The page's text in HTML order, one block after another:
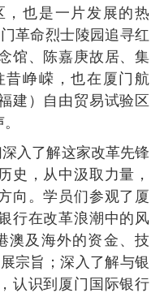
也是一片发展的热
革命烈士陵园追寻红
馆、陈嘉庚故居、集
峥嵘，也在厦门航
建）自由贸易试验区
入了解这家改革先锋
史，从中汲取力量，
向。学员们参观了厦
行在改革浪潮中的风
澳及海外的资金、技
宗旨；深入了解与银
认识到厦门国际银行